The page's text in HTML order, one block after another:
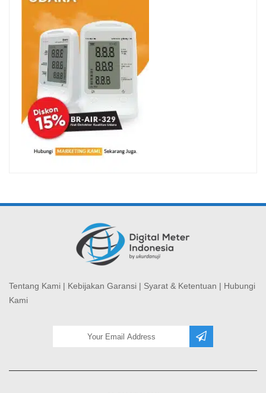
Tentang Kami | Kebijakan Garansi | Syarat & Ketentuan | Hubungi
Kami